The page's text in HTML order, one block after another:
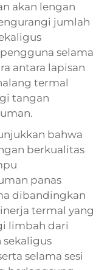
akan lengan
jumlah
selama
antara lapisan
termal
tangan
bahwa
berkualitas
panas
dibandingkan
termal yang
limbah dari
selama sesi